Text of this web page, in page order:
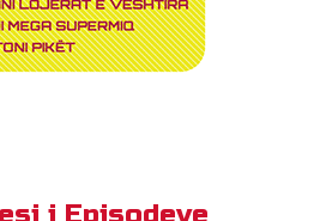
i Episodeve